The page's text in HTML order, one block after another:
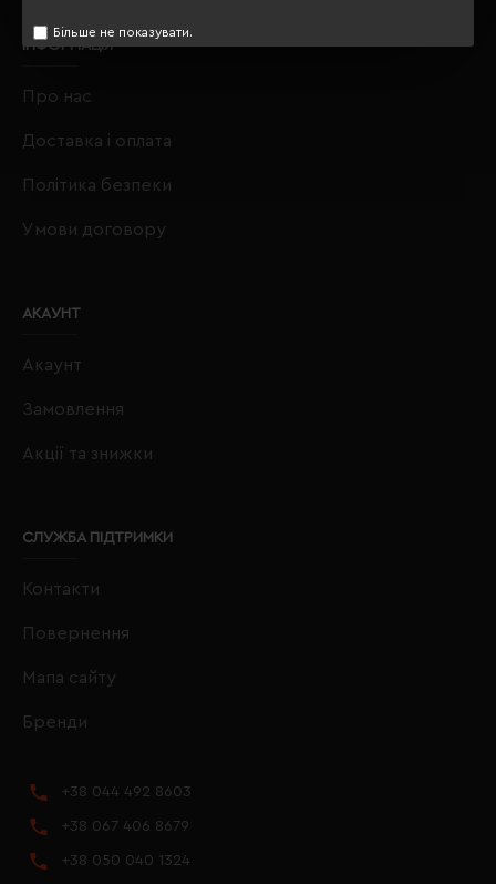
Більше не показувати.
ІНФОРМАЦІЯ
Про нас
Доставка і оплата
Політика безпеки
Умови договору
АКАУНТ
Акаунт
Замовлення
Акції та знижки
СЛУЖБА ПІДТРИМКИ
Контакти
Повернення
Мапа сайту
Бренди
+38 044 492 8603
+38 067 406 8679
+38 050 040 1324